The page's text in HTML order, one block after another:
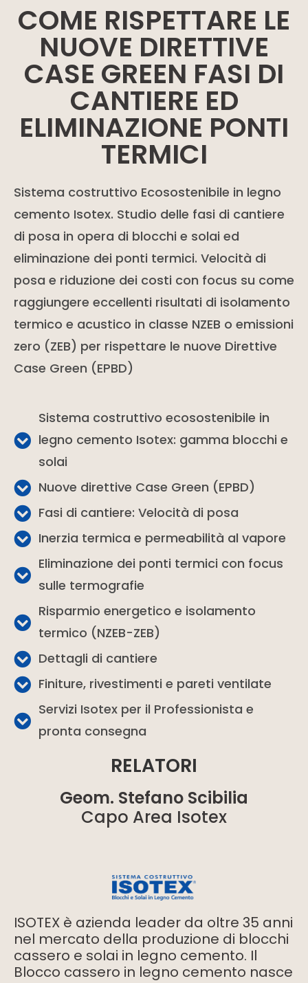
COME RISPETTARE LE
NUOVE DIRETTIVE
CASE GREEN FASI DI
CANTIERE ED
ELIMINAZIONE PONTI
TERMICI
Sistema costruttivo Ecosostenibile in legno
cemento Isotex. Studio delle fasi di cantiere
di posa in opera di blocchi e solai ed
eliminazione dei ponti termici. Velocità di
posa e riduzione dei costi con focus su come
raggiungere eccellenti risultati di isolamento
termico e acustico in classe NZEB o emissioni
zero (ZEB) per rispettare le nuove Direttive
Case Green (EPBD)
Sistema costruttivo ecosostenibile in
legno cemento Isotex: gamma blocchi e
solai
Nuove direttive Case Green (EPBD)
Fasi di cantiere: Velocità di posa
Inerzia termica e permeabilità al vapore
Eliminazione dei ponti termici con focus
sulle termografie
Risparmio energetico e isolamento
termico (NZEB-ZEB)
Dettagli di cantiere
Finiture, rivestimenti e pareti ventilate
Servizi Isotex per il Professionista e
pronta consegna
RELATORI
Geom. Stefano Scibilia
Capo Area Isotex
ISOTEX è azienda leader da oltre 35 anni
nel mercato della produzione di blocchi
cassero e solai in legno cemento. Il
Blocco cassero in legno cemento nasce